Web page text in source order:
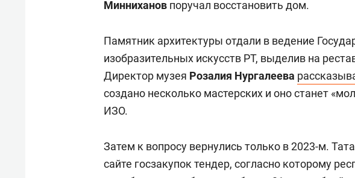
Минниханов поручал восстановить дом.
Памятник архитектуры отдали в ведение
изобразительных искусств РТ, выделив на
Директор музея Розалия Нургалеева
создано несколько мастерских и оно станет
ИЗО.
Затем к вопросу вернулись только в 2023-м.
сайте госзакупок тендер, согласно которому